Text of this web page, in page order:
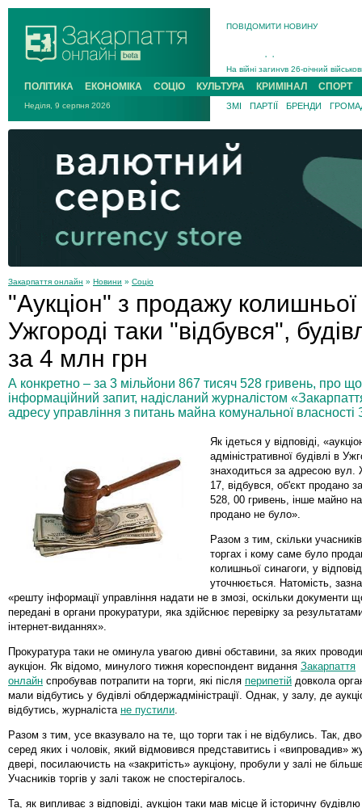
ПОВІДОМИТИ НОВИНУ
Підтвердили загибель
ПОЛІТИКА ЕКОНОМІКА СОЦІО КУЛЬТУРА КРИМІНАЛ СПОРТ
Неділя, 9 серпня 2026 ЗМІ ПАРТІЇ БРЕНДИ
Закарпаття онлайн » Новини » Соціо
"Аукціон" з продажу колишньої
Ужгороді таки "відбувся",
за 4 млн грн
А конкретно – за 3 мільйони 867 тисяч 528 гривень, про що
інформаційний запит, надісланий журналістом
адресу управління з питань майна комунальної власності
Як ідеться у відповіді,
адміністративної будівлі в
знаходиться за адресою вул.
17, відбувся, об'єкт продано
528, 00 гривень, інше майно на
продано не було».
Разом з тим, скільки
торгах і кому саме було
колишньої синагоги, у
уточнюється. Натомість,
«решту інформації управління надати не в змозі, оскільки документи
передані в органи прокуратури, яка здійснює перевірку за
інтернет-виданнях».
Прокуратура таки не оминула увагою дивні обставини, за яких
аукціон. Як відомо, минулого тижня кореспондент видання Закарпаття
онлайн спробував потрапити на торги, які після перипетій довкола
мали відбутись у будівлі облдержадміністрації. Однак, у залу, де
відбутись, журналіста не пустили
Разом з тим, усе вказувало на те, що торги так і не відбулись. Так,
серед яких і чоловік, який відмовився представитись і «випровадив»
двері, посилаючисть на «закритість» аукціону, пробули у залі не
Учасників торгів у залі також не спостерігалось.
Та, як випливає з відповіді, аукціон таки мав місце й історичну